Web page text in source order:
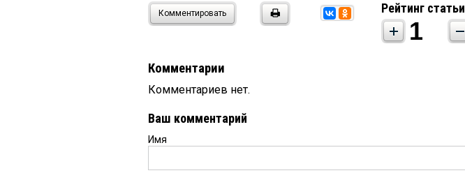
Комментировать Рейтинг статьи
1
Комментарии
Комментариев нет.
Ваш комментарий
Имя